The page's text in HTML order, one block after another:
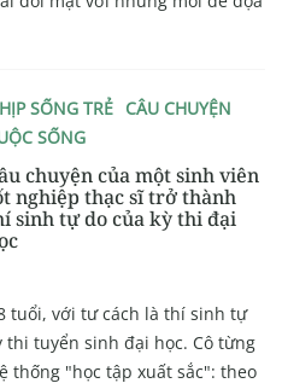
SỐNG TRẺ CÂU CHUYỆN
SỐNG
chuyện của một sinh viên
nghiệp thạc sĩ trở thành
sinh tự do của kỳ thi đại
tuổi, với tư cách là thí sinh tự
tuyển sinh đại học. Cô từng
thống "học tập xuất sắc": theo